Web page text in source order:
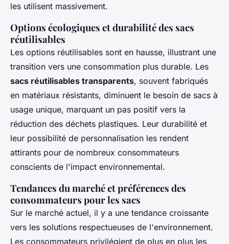
les utilisent massivement.
Options écologiques et durabilité des sacs
réutilisables
Les options réutilisables sont en hausse, illustrant une
transition vers une consommation plus durable. Les
sacs réutilisables transparents, souvent fabriqués
en matériaux résistants, diminuent le besoin de sacs à
usage unique, marquant un pas positif vers la
réduction des déchets plastiques. Leur durabilité et
leur possibilité de personnalisation les rendent
attirants pour de nombreux consommateurs
conscients de l'impact environnemental.
Tendances du marché et préférences des
consommateurs pour les sacs
Sur le marché actuel, il y a une tendance croissante
vers les solutions respectueuses de l'environnement.
Les consommateurs privilégient de plus en plus les